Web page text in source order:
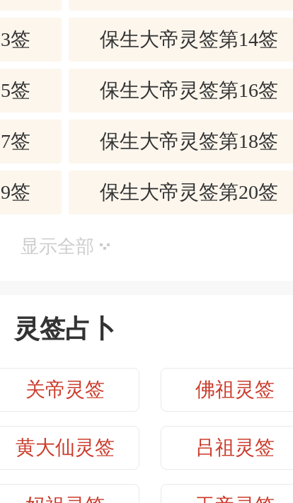
赚应得的钱，一家欢乐融融，何必
到头来美梦成空，三个月后再说。
怀让人难受，谁当家就让谁来出主
希望。试场得意在夏天。
秋得安。
，也不见得就会好转，忍耐坚持下
此刻必须守旧。于此行善、布施、
签 保生大帝灵签第14签
签 保生大帝灵签第16签
签 保生大帝灵签第18签
签 保生大帝灵签第20签
签 保生大帝灵签第22签
签 保生大帝灵签第26签
签 保生大帝灵签第28签
签 保生大帝灵签第30签
签 保生大帝灵签第32签
显示全部
灵签占卜
关帝灵签 佛祖灵签
黄大仙灵签 吕祖灵签